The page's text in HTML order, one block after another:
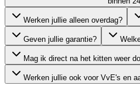
Werken jullie alleen overdag?
Geven jullie garantie?
Mag ik direct na het kitten weer
Werken jullie ook voor VvE's en